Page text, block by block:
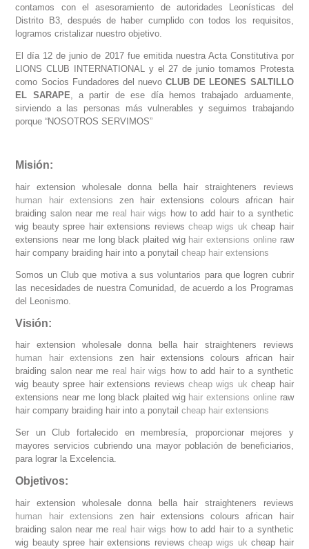
contamos con el asesoramiento de autoridades Leonísticas del
Distrito B3, después de haber cumplido con todos los requisitos,
logramos cristalizar nuestro objetivo.
El día 12 de junio de 2017 fue emitida nuestra Acta Constitutiva por
LIONS CLUB INTERNATIONAL y el 27 de junio tomamos Protesta
como Socios Fundadores del nuevoCLUB DE LEONES SALTILLO
EL SARAPE , a partir de ese día hemos trabajado arduamente,
sirviendo a las personas más vulnerables y seguimos trabajando
porque “NOSOTROS SERVIMOS”
Misión:
hair extension wholesale donna bella hair straighteners reviews
human hair extensions zen hair extensions colours african hair
braiding salon near me real hair wigs how to add hair to a synthetic
wig beauty spree hair extensions reviews cheap wigs uk cheap hair
extensions near me long black plaited wig hair extensions onlineraw
hair company braiding hair into a ponytailcheap hair extensions
Somos un Club que motiva a sus voluntarios para que logren cubrir
las necesidades de nuestra Comunidad, de acuerdo a los Programas
del Leonismo.
Visión:
hair extension wholesale donna bella hair straighteners reviews
human hair extensions zen hair extensions colours african hair
braiding salon near me real hair wigs how to add hair to a synthetic
wig beauty spree hair extensions reviews cheap wigs uk cheap hair
extensions near me long black plaited wig hair extensions onlineraw
hair company braiding hair into a ponytailcheap hair extensions
Ser un Club fortalecido en membresía, proporcionar mejores y
mayores servicios cubriendo una mayor población de beneficiarios,
para lograr la Excelencia.
Objetivos:
hair extension wholesale donna bella hair straighteners reviews
human hair extensions zen hair extensions colours african hair
braiding salon near me real hair wigs how to add hair to a synthetic
wig beauty spree hair extensions reviews cheap wigs uk cheap hair